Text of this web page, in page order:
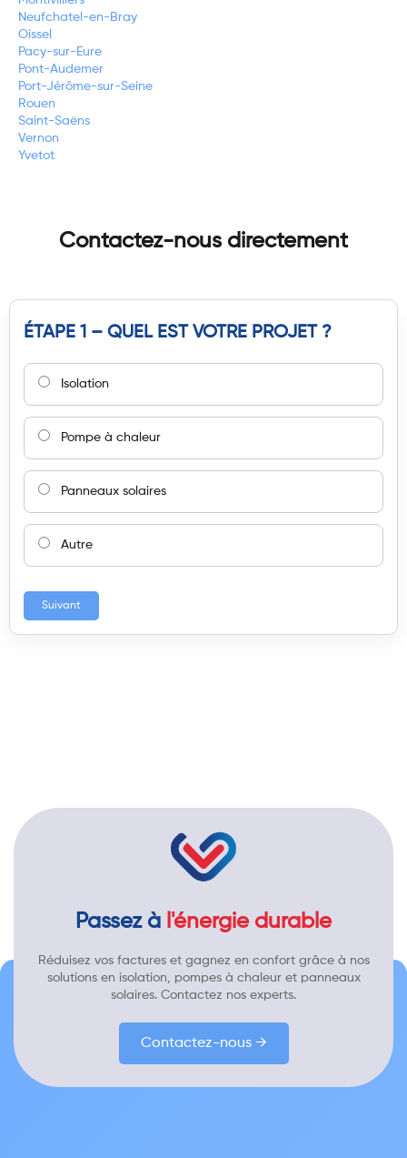
Neufchatel-en-Bray
Oissel
Pacy-sur-Eure
Pont-Audemer
Port-Jérôme-sur-Seine
Rouen
Saint-Saëns
Vernon
Yvetot
Contactez-nous directement
ÉTAPE 1 – QUEL EST VOTRE PROJET ?
Isolation
Pompe à chaleur
Panneaux solaires
Autre
Suivant
Passez à l'énergie durable
Réduisez vos factures et gagnez en confort grâce à nos
solutions en isolation, pompes à chaleur et panneaux
solaires. Contactez nos experts.
Contactez-nous →